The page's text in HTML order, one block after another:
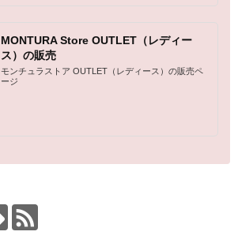
MONTURA Store OUTLET（レディー
ス）の販売
モンチュラストア OUTLET（レディース）の販売ペ
ージ